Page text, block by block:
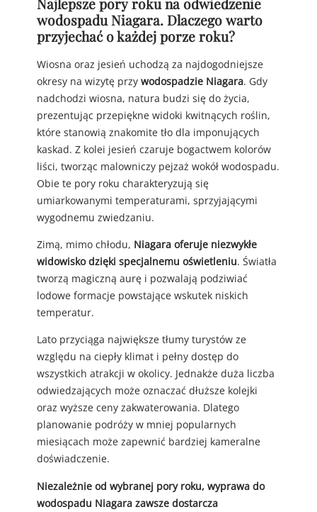
wodospadu Niagara. Dlaczego warto
przyjechać o każdej porze roku?
Wiosna oraz jesień uchodzą za najdogodniejsze
okresy na wizytę przy wodospadzie Niagara. Gdy
nadchodzi wiosna, natura budzi się do życia,
prezentując przepiękne widoki kwitnących roślin,
które stanowią znakomite tło dla imponujących
kaskad. Z kolei jesień czaruje bogactwem kolorów
liści, tworząc malowniczy pejzaż wokół wodospadu.
Obie te pory roku charakteryzują się
umiarkowanymi temperaturami, sprzyjającymi
wygodnemu zwiedzaniu.
Zimą, mimo chłodu, Niagara oferuje niezwykłe
widowisko dzięki specjalnemu oświetleniu. Światła
tworzą magiczną aurę i pozwalają podziwiać
lodowe formacje powstające wskutek niskich
temperatur.
Lato przyciąga największe tłumy turystów ze
względu na ciepły klimat i pełny dostęp do
wszystkich atrakcji w okolicy. Jednakże duża liczba
odwiedzających może oznaczać dłuższe kolejki
oraz wyższe ceny zakwaterowania. Dlatego
planowanie podróży w mniej popularnych
miesiącach może zapewnić bardziej kameralne
doświadczenie.
Niezależnie od wybranej pory roku, wyprawa do
wodospadu Niagara zawsze dostarcza